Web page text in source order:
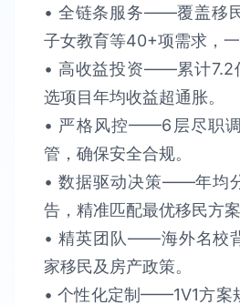
• 全链条服务​​——覆盖移
子女教育等40+项需求，​​一
• 高收益投资​​——累计​​7.2
选项目​​年均收益超通胀​​。​​
• 严格风控​​——6层尽职
管，确保​​安全合规​​。​​
• 数据驱动决策​​——年均
告​​，精准匹配最优移民方案
• 精英团队​​——海外名校
家​​移民及房产政策。​​
• 个性化定制​​——1V1方案